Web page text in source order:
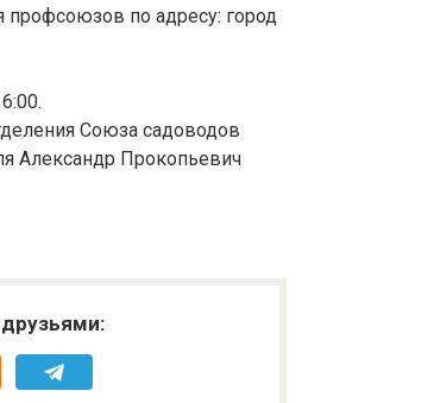
по адресу: город
Союза садоводов
Александр Прокопьевич